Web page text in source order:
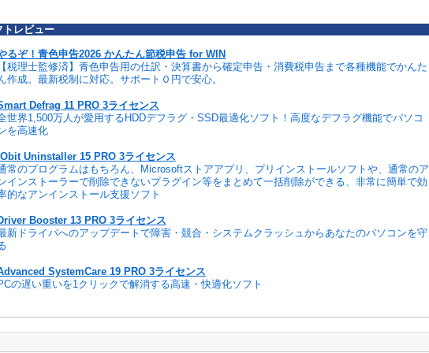
レビュー
るぞ！青色申告2026 かんたん節税申告 for WIN
税理士監修済】青色申告用の仕訳・決算書から確定申告・消費税申告まで各種機能でかんた
作成。最新税制に対応。サポート０円で安心。
Defrag 11 PRO 3ライセンス
世界1,500万人が愛用するHDDデフラグ・SSD最適化ソフト！高度なデフラグ機能でパソコ
を高速化
Uninstaller 15 PRO 3ライセンス
常のプログラムはもちろん、Microsoftストアアプリ、プリインストールソフトや、通常のア
インストーラーで削除できないプラグイン等をまとめて一括削除ができる、非常に簡単で効
的なアンインストール支援ソフト
Booster 13 PRO 3ライセンス
新ドライバへのアップデートで障害・競合・システムクラッシュからあなたのパソコンを守
SystemCare 19 PRO 3ライセンス
の遅い重いを1クリックで解消する高速・快適化ソフト